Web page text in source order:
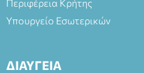
Περιφέρεια Κρήτης
Υπουργείο Εσωτερικών
ΔΙΑΥΓΕΙΑ